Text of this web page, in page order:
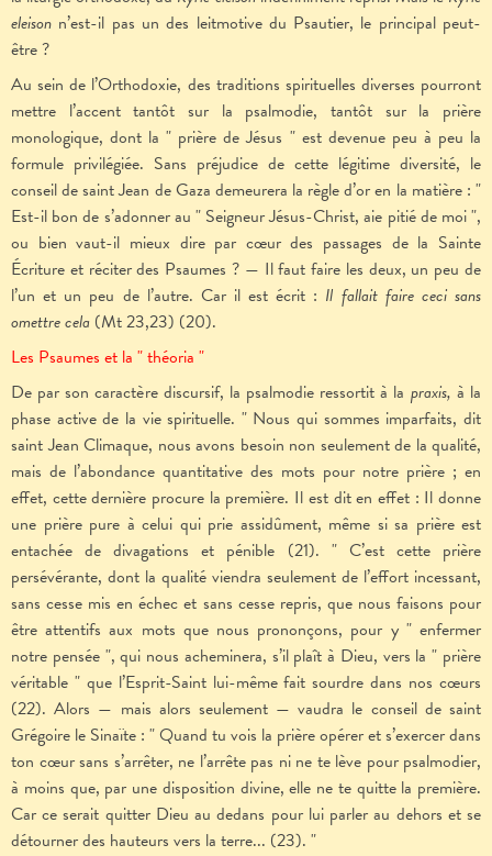
eleison n’est-il pas un des leitmotive du Psautier, le principal peut-
être ?
Au sein de l’Orthodoxie, des traditions spirituelles diverses pourront
mettre l’accent tantôt sur la psalmodie, tantôt sur la prière
monologique, dont la " prière de Jésus " est devenue peu à peu la
formule privilégiée. Sans préjudice de cette légitime diversité, le
conseil de saint Jean de Gaza demeurera la règle d’or en la matière : "
Est-il bon de s’adonner au " Seigneur Jésus-Christ, aie pitié de moi ",
ou bien vaut-il mieux dire par cœur des passages de la Sainte
Écriture et réciter des Psaumes ? — Il faut faire les deux, un peu de
l’un et un peu de l’autre. Car il est écrit : Il fallait faire ceci sans
omettre cela (Mt 23,23) (20).
Les Psaumes et la " théoria "
De par son caractère discursif, la psalmodie ressortit à la praxis, à la
phase active de la vie spirituelle. " Nous qui sommes imparfaits, dit
saint Jean Climaque, nous avons besoin non seulement de la qualité,
mais de l’abondance quantitative des mots pour notre prière ; en
effet, cette dernière procure la première. Il est dit en effet : Il donne
une prière pure à celui qui prie assidûment, même si sa prière est
entachée de divagations et pénible (21). " C’est cette prière
persévérante, dont la qualité viendra seulement de l’effort incessant,
sans cesse mis en échec et sans cesse repris, que nous faisons pour
être attentifs aux mots que nous prononçons, pour y " enfermer
notre pensée ", qui nous acheminera, s’il plaît à Dieu, vers la " prière
véritable " que l’Esprit-Saint lui-même fait sourdre dans nos cœurs
(22). Alors — mais alors seulement — vaudra le conseil de saint
Grégoire le Sinaïte : " Quand tu vois la prière opérer et s’exercer dans
ton cœur sans s’arrêter, ne l’arrête pas ni ne te lève pour psalmodier,
à moins que, par une disposition divine, elle ne te quitte la première.
Car ce serait quitter Dieu au dedans pour lui parler au dehors et se
détourner des hauteurs vers la terre... (23). "